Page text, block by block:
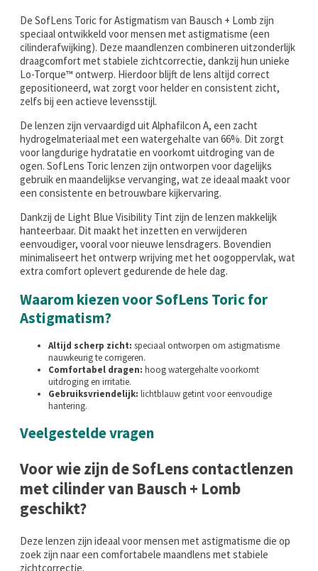
De SofLens Toric for Astigmatism van Bausch + Lomb zijn
speciaal ontwikkeld voor mensen met astigmatisme (een
cilinderafwijking). Deze maandlenzen combineren uitzonderlijk
draagcomfort met stabiele zichtcorrectie, dankzij hun unieke
Lo-Torque™ ontwerp. Hierdoor blijft de lens altijd correct
gepositioneerd, wat zorgt voor helder en consistent zicht,
zelfs bij een actieve levensstijl.
De lenzen zijn vervaardigd uit Alphafilcon A, een zacht
hydrogelmateriaal met een watergehalte van 66%. Dit zorgt
voor langdurige hydratatie en voorkomt uitdroging van de
ogen. SofLens Toric lenzen zijn ontworpen voor dagelijks
gebruik en maandelijkse vervanging, wat ze ideaal maakt voor
een consistente en betrouwbare kijkervaring.
Dankzij de Light Blue Visibility Tint zijn de lenzen makkelijk
hanteerbaar. Dit maakt het inzetten en verwijderen
eenvoudiger, vooral voor nieuwe lensdragers. Bovendien
minimaliseert het ontwerp wrijving met het oogoppervlak, wat
extra comfort oplevert gedurende de hele dag.
Waarom kiezen voor SofLens Toric for
Astigmatism?
Altijd scherp zicht: speciaal ontworpen om astigmatisme
nauwkeurig te corrigeren.
Comfortabel dragen: hoog watergehalte voorkomt
uitdroging en irritatie.
Gebruiksvriendelijk: lichtblauw getint voor eenvoudige
hantering.
Veelgestelde vragen
Voor wie zijn de SofLens contactlenzen
met cilinder van Bausch + Lomb
geschikt?
Deze lenzen zijn ideaal voor mensen met astigmatisme die op
zoek zijn naar een comfortabele maandlens met stabiele
zichtcorrectie.